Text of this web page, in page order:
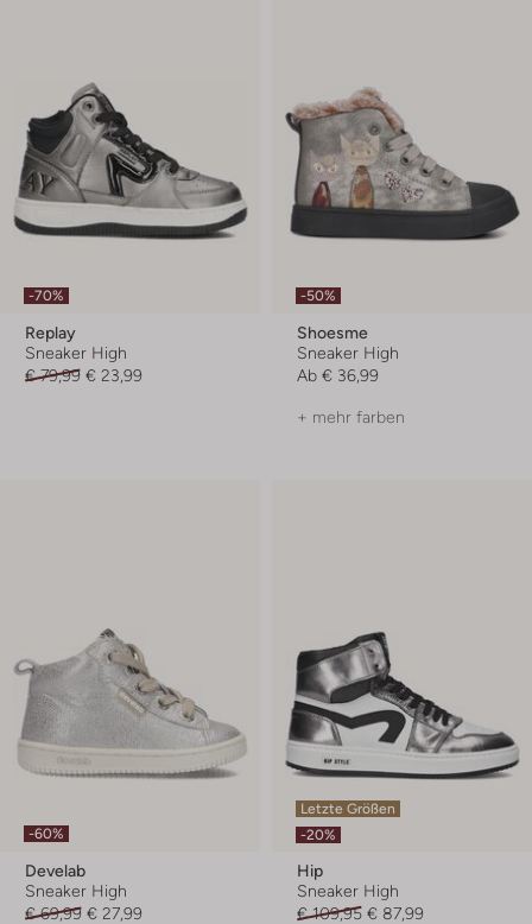
-70%
Replay
Sneaker High
€ 79,99 € 23,99
-50%
Shoesme
Sneaker High
Ab € 36,99
+ mehr farben
-60%
Develab
Sneaker High
€ 69,99 € 27,99
Letzte Größen
-20%
Hip
Sneaker High
€ 109,95 € 87,99